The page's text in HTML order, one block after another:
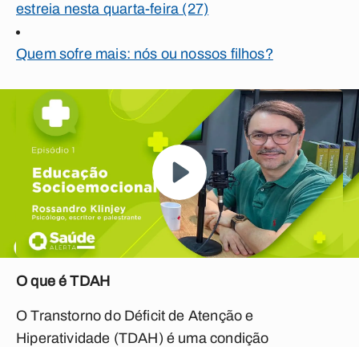
estreia nesta quarta-feira (27)
Quem sofre mais: nós ou nossos filhos?
O que é TDAH
O Transtorno do Déficit de Atenção e
Hiperatividade (TDAH) é uma condição